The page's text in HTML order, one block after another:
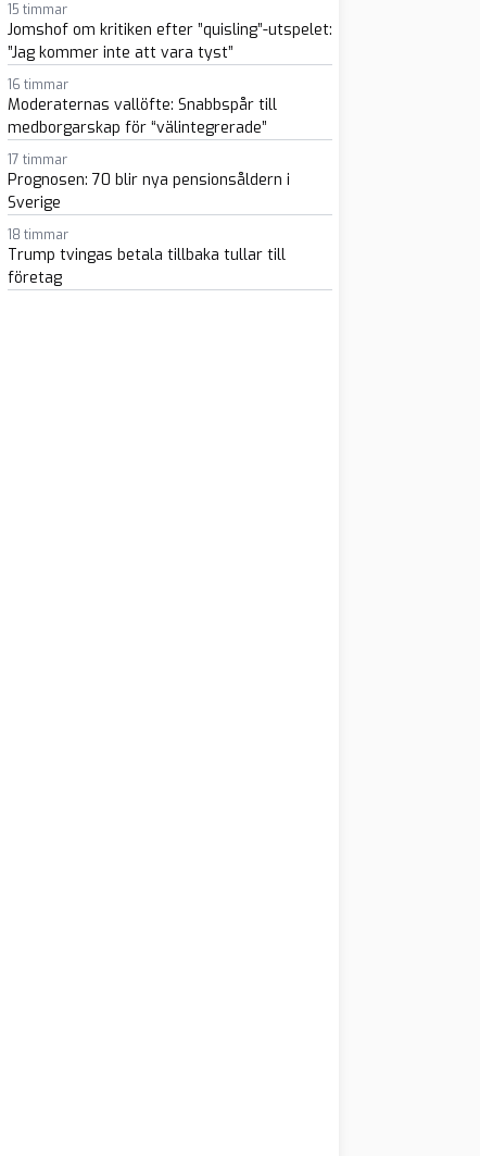
15 timmar
Jomshof om kritiken efter ”quisling”-utspelet:
”Jag kommer inte att vara tyst”
16 timmar
Moderaternas vallöfte: Snabbspår till
medborgarskap för “välintegrerade”
17 timmar
Prognosen: 70 blir nya pensionsåldern i
Sverige
18 timmar
Trump tvingas betala tillbaka tullar till
företag